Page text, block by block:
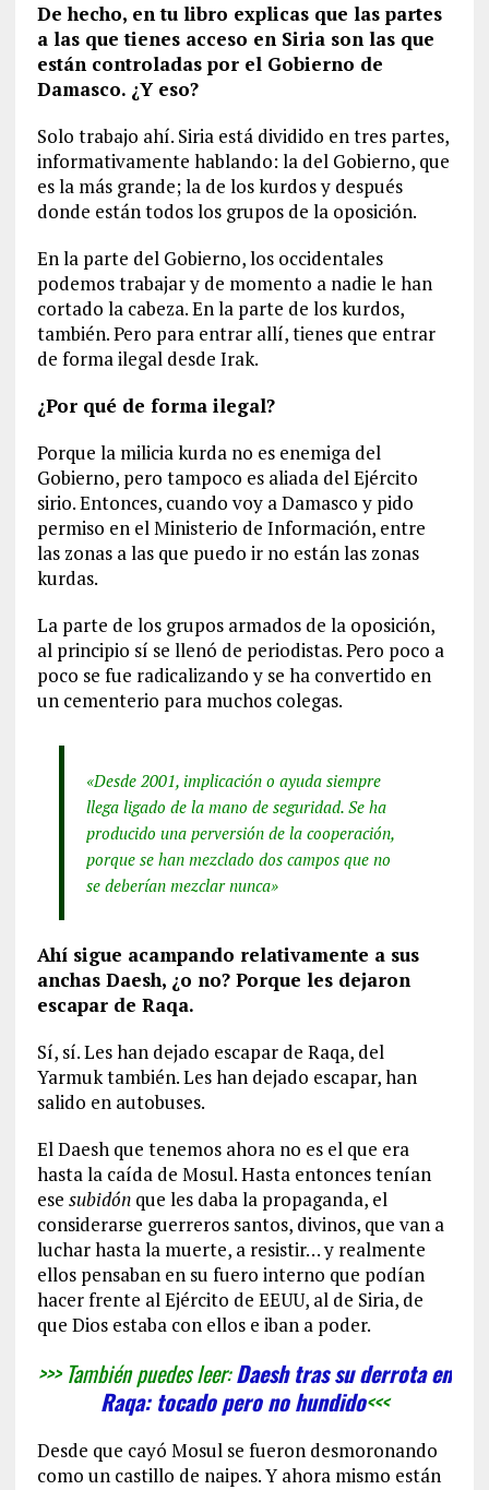
De hecho, en tu libro explicas que las partes
a las que tienes acceso en Siria son las que
están controladas por el Gobierno de
Damasco. ¿Y eso?
Solo trabajo ahí. Siria está dividido en tres partes,
informativamente hablando: la del Gobierno, que
es la más grande; la de los kurdos y después
donde están todos los grupos de la oposición.
En la parte del Gobierno, los occidentales
podemos trabajar y de momento a nadie le han
cortado la cabeza. En la parte de los kurdos,
también. Pero para entrar allí, tienes que entrar
de forma ilegal desde Irak.
¿Por qué de forma ilegal?
Porque la milicia kurda no es enemiga del
Gobierno, pero tampoco es aliada del Ejército
sirio. Entonces, cuando voy a Damasco y pido
permiso en el Ministerio de Información, entre
las zonas a las que puedo ir no están las zonas
kurdas.
La parte de los grupos armados de la oposición,
al principio sí se llenó de periodistas. Pero poco a
poco se fue radicalizando y se ha convertido en
un cementerio para muchos colegas.
«Desde 2001, implicación o ayuda siempre
llega ligado de la mano de seguridad. Se ha
producido una perversión de la cooperación,
porque se han mezclado dos campos que no
se deberían mezclar nunca»
Ahí sigue acampando relativamente a sus
anchas Daesh, ¿o no? Porque les dejaron
escapar de Raqa.
Sí, sí. Les han dejado escapar de Raqa, del
Yarmuk también. Les han dejado escapar, han
salido en autobuses.
El Daesh que tenemos ahora no es el que era
hasta la caída de Mosul. Hasta entonces tenían
ese subidónque les daba la propaganda, el
considerarse guerreros santos, divinos, que van a
luchar hasta la muerte, a resistir… y realmente
ellos pensaban en su fuero interno que podían
hacer frente al Ejército de EEUU, al de Siria, de
que Dios estaba con ellos e iban a poder.
>>> También puedes leer:Daesh tras su derrota en
Raqa: tocado pero no hundido<<<
Desde que cayó Mosul se fueron desmoronando
como un castillo de naipes. Y ahora mismo están